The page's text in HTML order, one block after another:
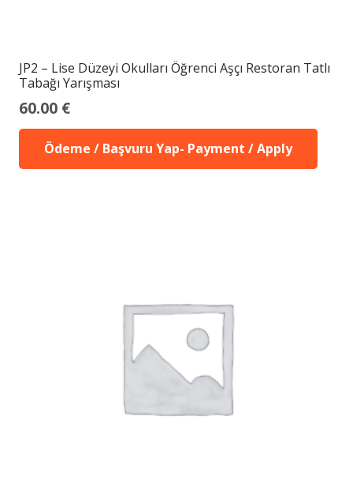
JP2 – Lise Düzeyi Okulları Öğrenci Aşçı Restoran Tatlı
Tabağı Yarışması
60.00 €
Ödeme / Başvuru Yap- Payment / Apply